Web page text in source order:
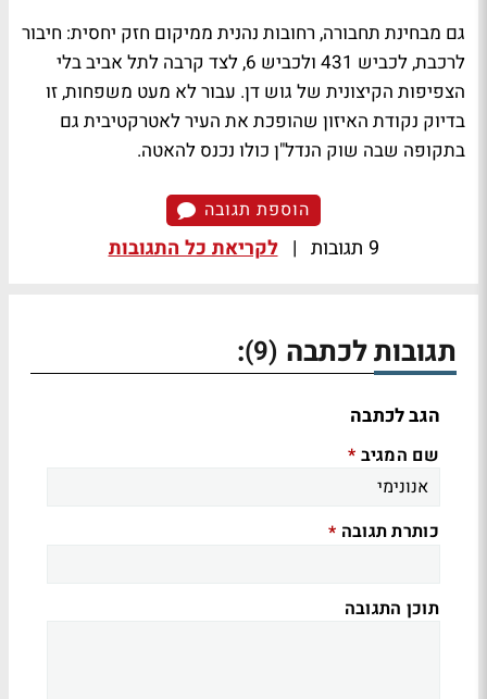
גם מבחינת תחבורה, רחובות נהנית ממיקום חזק יחסית: חיבור
לרכבת, לכביש 431 ולכביש 6, לצד קרבה לתל אביב בלי
הצפיפות הקיצונית של גוש דן. עבור לא מעט משפחות, זו
בדיוק נקודת האיזון שהופכת את העיר לאטרקטיבית גם
בתקופה שבה שוק הנדל"ן כולו נכנס להאטה.
הוספת תגובה
9 תגובות | לקריאת כל התגובות
תגובות לכתבה (9)
:
הגב לכתבה
שם המגיב *
כותרת תגובה *
תוכן התגובה